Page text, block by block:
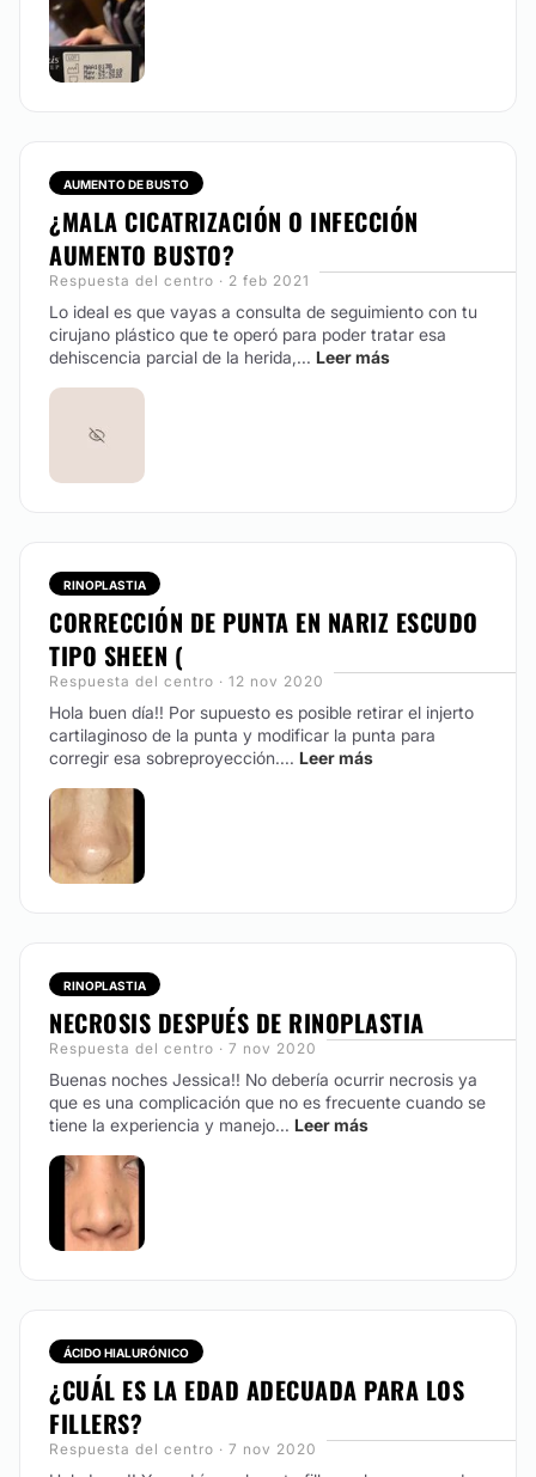
AUMENTO DE BUSTO
¿MALA CICATRIZACIÓN O INFECCIÓN
AUMENTO BUSTO?
Respuesta del centro · 2 feb 2021
Lo ideal es que vayas a consulta de seguimiento con tu
cirujano plástico que te operó para poder tratar esa
dehiscencia parcial de la herida,... Leer más
RINOPLASTIA
CORRECCIÓN DE PUNTA EN NARIZ ESCUDO
TIPO SHEEN (
Respuesta del centro · 12 nov 2020
Hola buen día!! Por supuesto es posible retirar el injerto
cartilaginoso de la punta y modificar la punta para
corregir esa sobreproyección.... Leer más
RINOPLASTIA
NECROSIS DESPUÉS DE RINOPLASTIA
Respuesta del centro · 7 nov 2020
Buenas noches Jessica!! No debería ocurrir necrosis ya
que es una complicación que no es frecuente cuando se
tiene la experiencia y manejo... Leer más
ÁCIDO HIALURÓNICO
¿CUÁL ES LA EDAD ADECUADA PARA LOS
FILLERS?
Respuesta del centro · 7 nov 2020